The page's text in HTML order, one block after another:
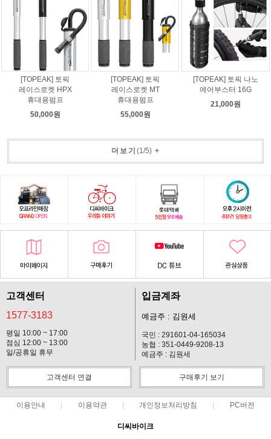
[TOPEAK] 토픽
레이스로켓 HPX
휴대용펌프
50,000원
[TOPEAK] 토픽
레이스로켓 MT
휴대용펌프
55,000원
[TOPEAK] 토픽 나노
에어부스터 16G
21,000원
더보기 (1/5)+
고객센터
1577-3183
평일 10:00 ~ 17:00
점심 12:00 ~ 13:00
일/공휴일 휴무
입금계좌
예금주 : 김원세
국민 : 291601-04-165034
농협 : 351-0449-9208-13
예금주 : 김원세
고객센터 연결 구매후기 보기
이용안내 이용약관 개인정보처리방침 PC버전
디씨바이크